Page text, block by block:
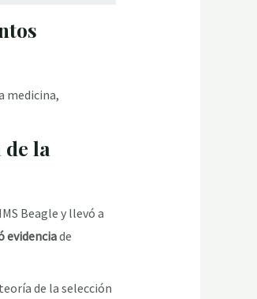
medicina,
la
Beagle y llevó a
evidenciade
de la selección